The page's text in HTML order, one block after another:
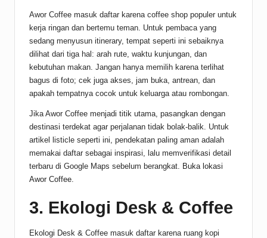
Awor Coffee masuk daftar karena coffee shop populer untuk
kerja ringan dan bertemu teman. Untuk pembaca yang
sedang menyusun itinerary, tempat seperti ini sebaiknya
dilihat dari tiga hal: arah rute, waktu kunjungan, dan
kebutuhan makan. Jangan hanya memilih karena terlihat
bagus di foto; cek juga akses, jam buka, antrean, dan
apakah tempatnya cocok untuk keluarga atau rombongan.
Jika Awor Coffee menjadi titik utama, pasangkan dengan
destinasi terdekat agar perjalanan tidak bolak-balik. Untuk
artikel listicle seperti ini, pendekatan paling aman adalah
memakai daftar sebagai inspirasi, lalu memverifikasi detail
terbaru di Google Maps sebelum berangkat. Buka lokasi
Awor Coffee
3. Ekologi Desk & Coffee
Ekologi Desk & Coffee masuk daftar karena ruang kopi